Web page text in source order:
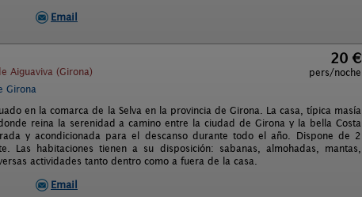
Email
Aiguaviva (Girona)
20 €
pers/noche
Girona
en la comarca de la Selva en la provincia de Girona. La casa, típica masía
reina la serenidad a camino entre la ciudad de Girona y la bella Costa
y acondicionada para el descanso durante todo el año. Dispone de 2
Las habitaciones tienen a su disposición: sabanas, almohadas, mantas,
actividades tanto dentro como a fuera de la casa.
Email